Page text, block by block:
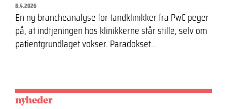
8.4.2026
En ny brancheanalyse for tandklinikker fra PwC peger
på, at indtjeningen hos klinikkerne står stille, selv om
patientgrundlaget vokser. Paradokset…
nyheder